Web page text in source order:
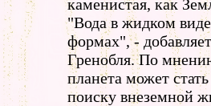
каменистая, как
"Вода в жидком
формах", -
Гренобля. По
планета может
поиску внеземной